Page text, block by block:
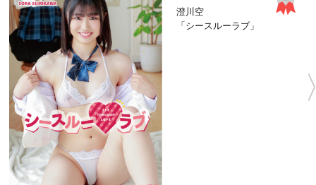
澄川空
「シースルーラブ」